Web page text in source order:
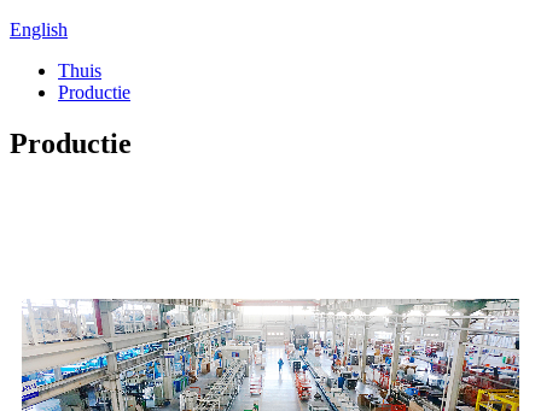
English
Thuis
Productie
Productie